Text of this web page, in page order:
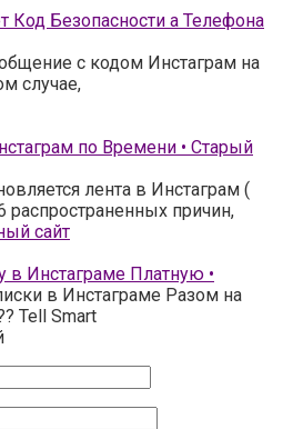
Код Безопасности а Телефона
с кодом Инстаграм на
случае,
по Времени • Старый
лента в Инстаграм (
причин,
в Инстаграме Платную •
в Инстаграме Разом на
Tell Smart